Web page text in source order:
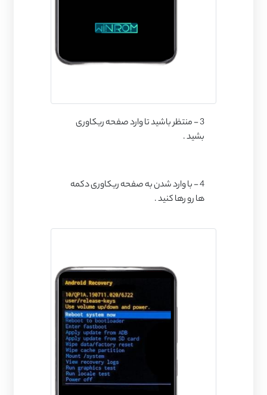
3 - منتظر باشید تا وارد صفحه ریکاوری
بشید .
4 - با وارد شدن به صفحه ریکاوری دکمه
ها رو رها کنید .